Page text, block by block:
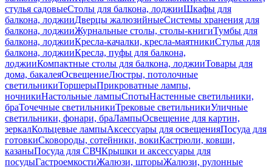
стулья садовыеСтолы для балкона, лоджииШкафы для
балкона, лоджииДверцы жалюзийныеСистемы хранения для
балкона, лоджииЖурнальные столы, столы-книгиТумбы для
балкона, лоджииКресла-качалки, кресла-маятникиСтулья для
балкона, лоджииКресла, пуфы для балкона,
лоджииКомпактные столы для балкона, лоджииТовары для
дома, бакалеяОсвещениеЛюстры, потолочные
светильникиТоршерыПрикроватные лампы,
ночникиНастольные лампыСпотыНастенные светильники,
браТочечные светильникиТрековые светильникиУличные
светильники, фонари, браЛампыОсвещение для картин,
зеркалКольцевые лампыАксессуары для освещенияПосуда для
готовкиСковороды, сотейники, вокиКастрюли, ковши,
казаныПосуда для СВЧКрышки и аксессуары для
посудыГастроемкостиЖалюзи, шторыЖалюзи, рулонные